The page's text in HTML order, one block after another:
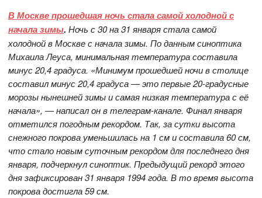
В Москве прошедшая ночь стала самой холодной с
начала зимы.Ночь с 30 на 31 января стала самой
холодной в Москве с начала зимы. По данным синоптика
Михаила Леуса, минимальная температура составила
минус 20,4 градуса. «Минимум прошедшей ночи в столице
составил минус 20,4 градуса — это первые 20-градусные
морозы нынешней зимы и самая низкая температура с её
начала», — написал он в телеграм-канале. Финал января
отметился погодным рекордом. Так, за сутки высота
снежного покрова уменьшилась на 1 см и составила 60 см,
что стало новым суточным рекордом для последнего дня
января, подчеркнул синоптик. Предыдущий рекорд этого
дня зафиксирован 31 января 1994 года. В то время высота
покрова достигла 59 см.